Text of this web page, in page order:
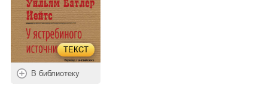
ТЕКСТ
В библиотеку